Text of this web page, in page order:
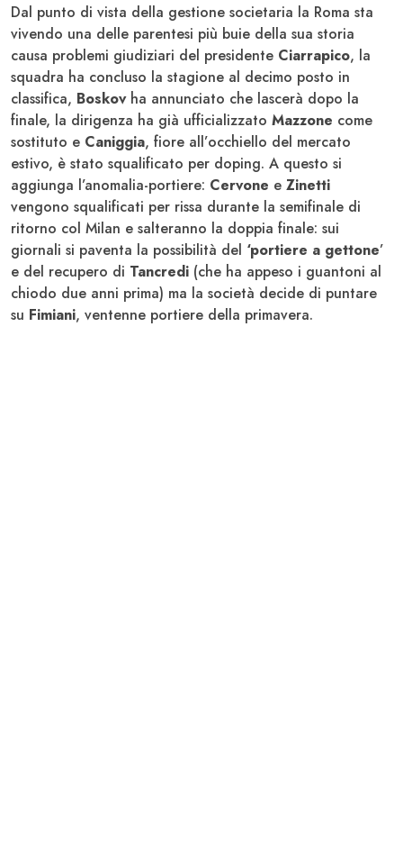
Dal punto di vista della gestione societaria la Roma sta
vivendo una delle parentesi più buie della sua storia
causa problemi giudiziari del presidente Ciarrapico, la
squadra ha concluso la stagione al decimo posto in
classifica, Boskovha annunciato che lascerà dopo la
finale, la dirigenza ha già ufficializzato Mazzone come
sostituto e Caniggia, fiore all’occhiello del mercato
estivo, è stato squalificato per doping. A questo si
aggiunga l’anomalia-portiere: Cervone e Zinetti
vengono squalificati per rissa durante la semifinale di
ritorno col Milan e salteranno la doppia finale: sui
giornali si paventa la possibilità del ‘portiere a gettone’
e del recupero di Tancredi (che ha appeso i guantoni al
chiodo due anni prima) ma la società decide di puntare
su Fimiani, ventenne portiere della primavera.